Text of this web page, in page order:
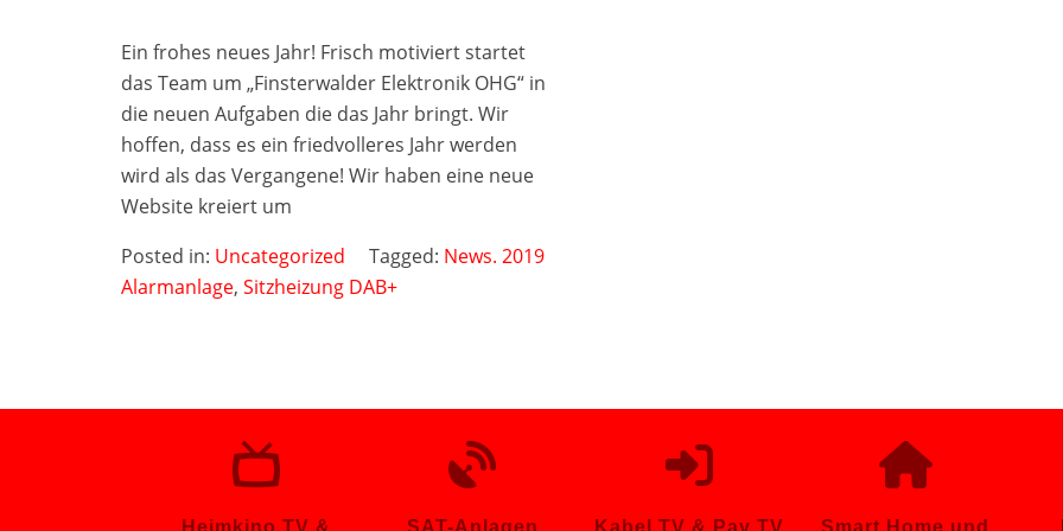
Ein frohes neues Jahr! Frisch motiviert startet
das Team um „Finsterwalder Elektronik OHG“ in
die neuen Aufgaben die das Jahr bringt. Wir
hoffen, dass es ein friedvolleres Jahr werden
wird als das Vergangene! Wir haben eine neue
Website kreiert um
Posted in: Uncategorized Tagged: News. 2019
Alarmanlage, Sitzheizung DAB+
Heimkino TV &
SAT-Anlagen Kabel TV & Pay TV
Smart Home und